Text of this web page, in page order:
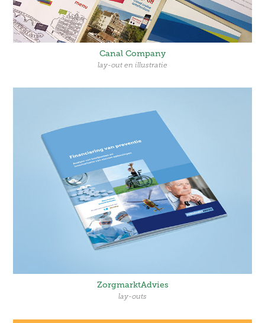
Canal Company
lay-out en illustratie
ZorgmarktAdvies
lay-outs